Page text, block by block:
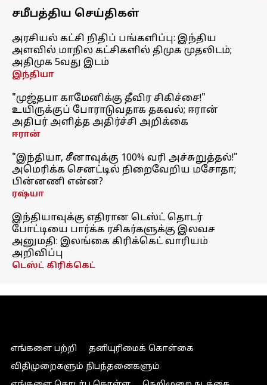
சமீபத்திய செய்திகள்
அரசியல் கட்சி நிதிப் பங்களிப்பு: இந்திய
அளவில் மாநில கட்சிகளில் திமுக முதலிடம்;
அதிமுக 5வது இடம்
இந்தியா
"முஜ்தபா காமேனிக்கு தீவிர சிகிச்சை!"
உயிருக்குப் போராடுவதாக தகவல்; ஈரான்
அதிபர் அளித்த அதிர்ச்சி அறிக்கை
ஈரான்
"இந்தியா, சீனாவுக்கு 100% வரி அச்சுறுத்தல்!"
அமெரிக்க செனட்டில் நிறைவேறிய மசோதா;
பின்னணி என்ன?
ரஷ்யா
இந்தியாவுக்கு எதிரான டெஸ்ட் தொடர்
போட்டியை பார்க்க ரசிகர்களுக்கு இலவச
அனுமதி: இலங்கை கிரிக்கெட் வாரியம்
அறிவிப்பு
டெஸ்ட் கிரிக்கெட்
எங்களை பற்றி
தனியுரிமைக் கொள்கை
விதிமுறைகளும் நிபந்தனைகளும்